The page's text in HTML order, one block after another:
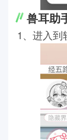
兽耳助
1、进入到